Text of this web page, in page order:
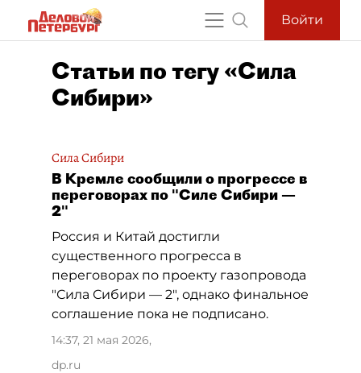
Войти
Статьи по тегу «Сила
Сибири»
Сила Сибири
В Кремле сообщили о прогрессе в
переговорах по "Силе Сибири —
2"
Россия и Китай достигли
существенного прогресса в
переговорах по проекту газопровода
"Сила Сибири — 2", однако финальное
соглашение пока не подписано.
14:37, 21 мая 2026,
dp.ru